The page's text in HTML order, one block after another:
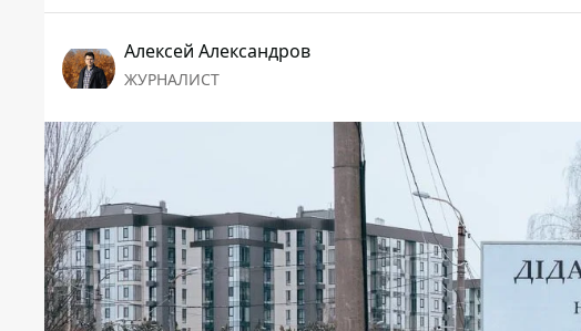
Алексей Александров
ЖУРНАЛИСТ